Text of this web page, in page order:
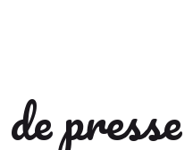
de